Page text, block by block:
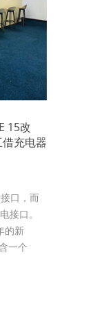
15改
充电器
口，而
接口。
的新
一个